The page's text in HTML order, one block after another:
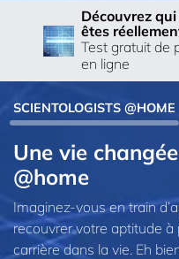
Découvrez
êtes
Test gratuit de
en ligne
SCIENTOLOGISTS @HOME
Une vie
@home
Imaginez-vous en train
recouvrer votre aptitude à
carrière dans la vie. Eh